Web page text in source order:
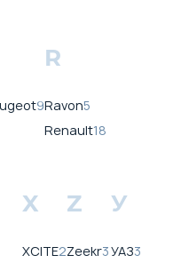
9
R
Ravon5
Renault18
X
XCITE2
Z
Zeekr3
У
УАЗ3